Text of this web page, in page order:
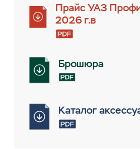
Прайс УАЗ
2026 г.в
Брошюра
Каталог